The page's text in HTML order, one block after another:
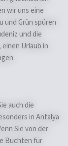
wir uns eine
und Grün spüren
und die
Urlaub in
auch die
in Antalya
Sie von der
Buchten für